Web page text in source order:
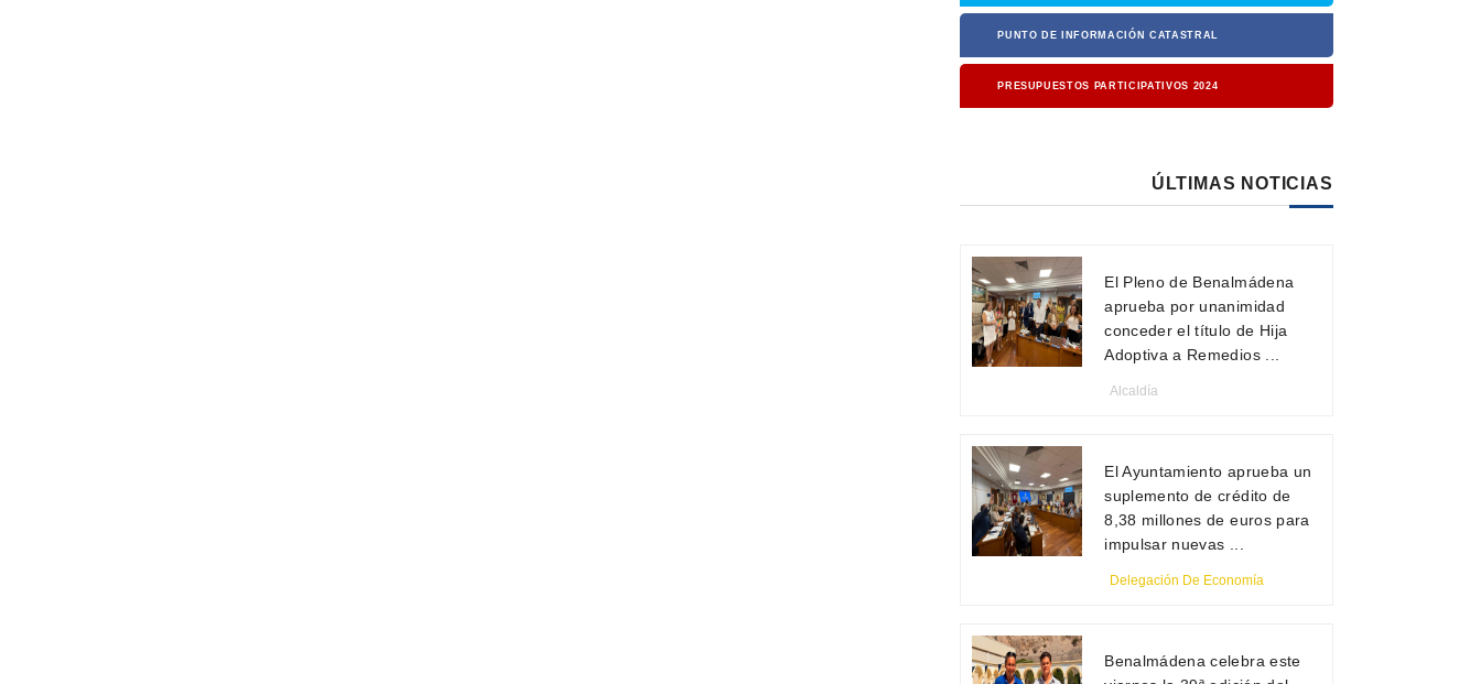
PUNTO DE INFORMACIÓN CATASTRAL
PRESUPUESTOS PARTICIPATIVOS 2024
ÚLTIMAS NOTICIAS
El Pleno de Benalmádena
aprueba por unanimidad
conceder el título de Hija
Adoptiva a Remedios ...
Alcaldía
El Ayuntamiento aprueba un
suplemento de crédito de
8,38 millones de euros para
impulsar nuevas ...
Delegación De Economía
Benalmádena celebra este